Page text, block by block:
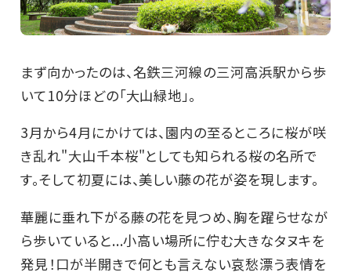
まず向かったのは、名鉄三河線の三河高浜駅から歩
いて10分ほどの「大山緑地」。
3月から4月にかけては、園内の至るところに桜が咲
き乱れ"大山千本桜"としても知られる桜の名所で
す。そして初夏には、美しい藤の花が姿を現します。
華麗に垂れ下がる藤の花を見つめ、胸を躍らせなが
ら歩いていると...小高い場所に佇む大きなタヌキを
発見！口が半開きで何とも言えない哀愁漂う表情を